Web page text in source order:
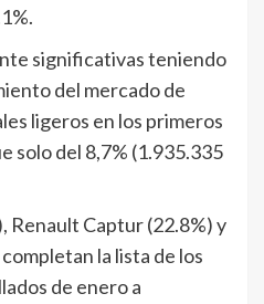
significativas teniendo
del mercado de
ligeros en los primeros
solo del 8,7% (1.935.335
Renault Captur (22.8%) y
la lista de los
de enero a